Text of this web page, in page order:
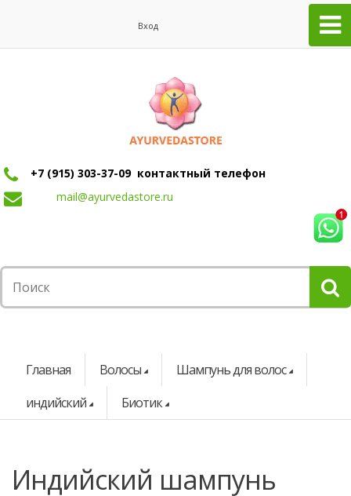
Вход
+7 (915) 303-37-09 контактный телефон
mail@ayurvedastore.ru
Главная Волосы
Шампунь для волос
индийский
Биотик
индийский шампунь